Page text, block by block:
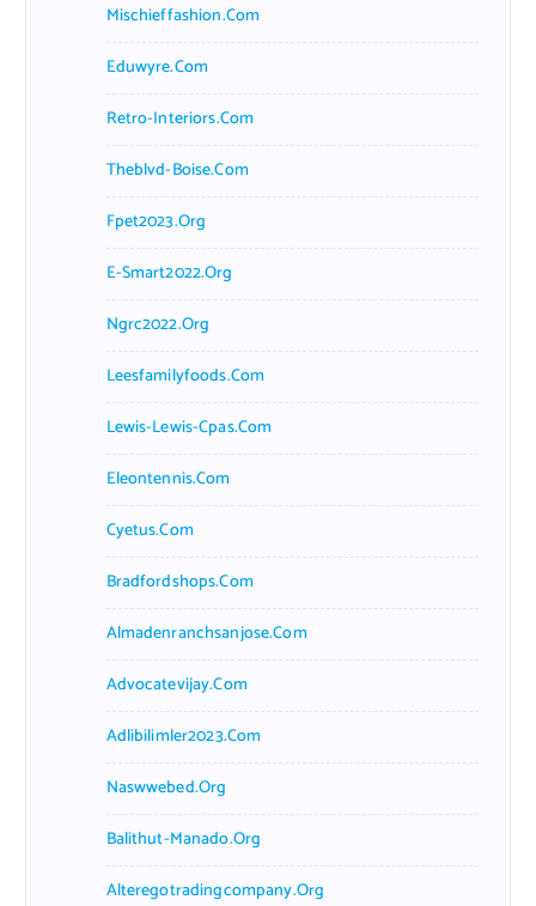
Mischieffashion.com
Eduwyre.com
Retro-Interiors.com
Theblvd-Boise.com
Fpet2023.org
E-Smart2022.org
Ngrc2022.org
Leesfamilyfoods.com
Lewis-Lewis-Cpas.com
Eleontennis.com
Cyetus.com
Bradfordshops.com
Almadenranchsanjose.com
Advocatevijay.com
Adlibilimler2023.com
Naswwebed.org
Balithut-Manado.org
Alteregotradingcompany.org